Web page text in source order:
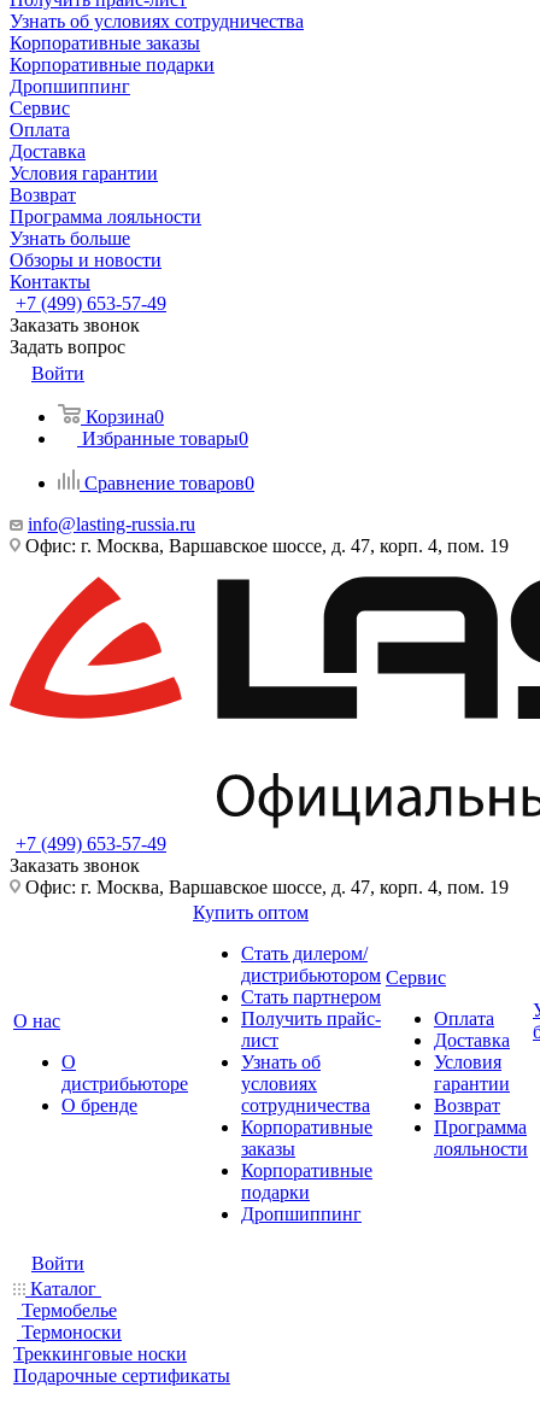
Узнать об условиях сотрудничества
Корпоративные заказы
Корпоративные подарки
Дропшиппинг
Сервис
Оплата
Доставка
Условия гарантии
Возврат
Программа лояльности
Узнать больше
Обзоры и новости
Контакты
+7 (499) 653-57-49
Заказать звонок
Задать вопрос
Войти
Корзина0
Избранные товары0
Сравнение товаров0
info@lasting-russia.ru
Офис: г. Москва, Варшавское шоссе, д. 47, корп. 4, пом. 19
+7 (499) 653-57-49
Заказать звонок
Офис: г. Москва, Варшавское шоссе, д. 47, корп. 4, пом. 19
О нас
О
дистрибьюторе
О бренде
Купить оптом
Стать дилером/
дистрибьютором
Стать партнером
Получить прайс-
лист
Узнать об
условиях
сотрудничества
Корпоративные
заказы
Корпоративные
подарки
Дропшиппинг
Сервис
Оплата
Доставка
Условия
гарантии
Возврат
Программа
лояльности
Войти
Каталог
Термобелье
Термоноски
Треккинговые носки
Подарочные сертификаты